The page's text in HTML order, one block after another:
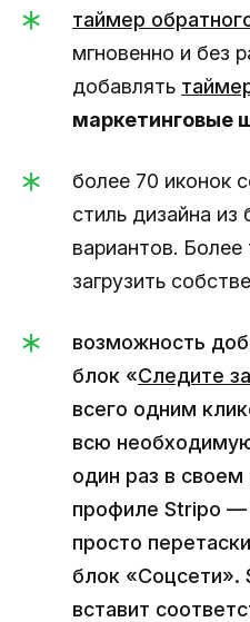
таймер
мгновенно и без
добавлять
маркетинговые
более 70 иконок
стиль дизайна из
вариантов.
загрузить
возможность
блок «Следите
всего одним
всю
один раз в
профиле Stripo —
просто
блок «Соцсети».
вставит